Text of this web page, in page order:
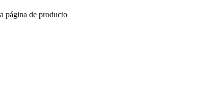
página de producto